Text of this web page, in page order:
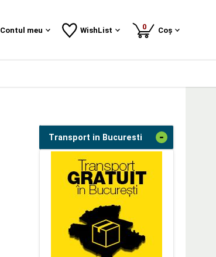
Contul meu WishList 0produse
Coș
Transport in Bucuresti -